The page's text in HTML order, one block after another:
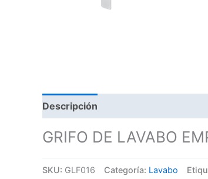
Descripción
GRIFO DE LAVABO
SKU: GLF016 Categoría: Lavabo